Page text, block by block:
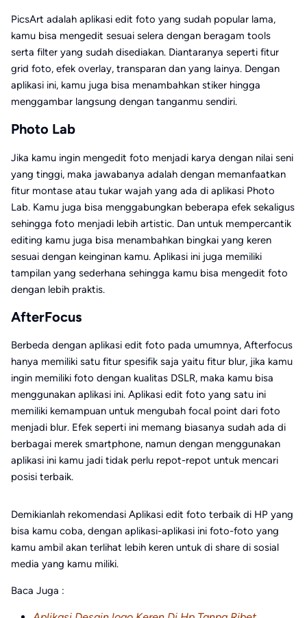
PicsArt adalah aplikasi edit foto yang sudah popular lama,
kamu bisa mengedit sesuai selera dengan beragam tools
serta filter yang sudah disediakan. Diantaranya seperti fitur
grid foto, efek overlay, transparan dan yang lainya. Dengan
aplikasi ini, kamu juga bisa menambahkan stiker hingga
menggambar langsung dengan tanganmu sendiri.
Photo Lab
Jika kamu ingin mengedit foto menjadi karya dengan nilai seni
yang tinggi, maka jawabanya adalah dengan memanfaatkan
fitur montase atau tukar wajah yang ada di aplikasi Photo
Lab. Kamu juga bisa menggabungkan beberapa efek sekaligus
sehingga foto menjadi lebih artistic. Dan untuk mempercantik
editing kamu juga bisa menambahkan bingkai yang keren
sesuai dengan keinginan kamu. Aplikasi ini juga memiliki
tampilan yang sederhana sehingga kamu bisa mengedit foto
dengan lebih praktis.
AfterFocus
Berbeda dengan aplikasi edit foto pada umumnya, Afterfocus
hanya memiliki satu fitur spesifik saja yaitu fitur blur, jika kamu
ingin memiliki foto dengan kualitas DSLR, maka kamu bisa
menggunakan aplikasi ini. Aplikasi edit foto yang satu ini
memiliki kemampuan untuk mengubah focal point dari foto
menjadi blur. Efek seperti ini memang biasanya sudah ada di
berbagai merek smartphone, namun dengan menggunakan
aplikasi ini kamu jadi tidak perlu repot-repot untuk mencari
posisi terbaik.
Demikianlah rekomendasi Aplikasi edit foto terbaik di HP yang
bisa kamu coba, dengan aplikasi-aplikasi ini foto-foto yang
kamu ambil akan terlihat lebih keren untuk di share di sosial
media yang kamu miliki.
Baca Juga :